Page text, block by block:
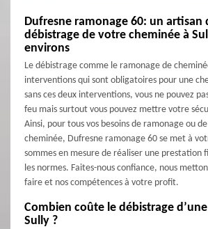
Dufresne ramonage 60: un artisan
débistrage de votre cheminée à
environs
Le débistrage comme le ramonage de
interventions qui sont obligatoires pour une
sans ces deux interventions, vous ne pouvez
feu mais surtout vous pouvez mettre votre
Ainsi, pour tous vos besoins de ramonage ou
cheminée, Dufresne ramonage 60 se met à
sommes en mesure de réaliser une prestation
les normes. Faites-nous confiance, nous
faire et nos compétences à votre profit.
Combien coûte le débistrage
Sully ?